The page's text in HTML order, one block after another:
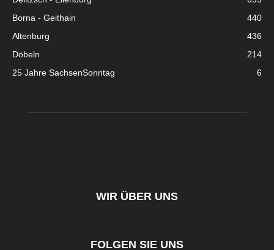
Borna - Geithain
440
Altenburg
436
Döbeln
214
25 Jahre SachsenSonntag
6
WIR ÜBER UNS
FOLGEN SIE UNS